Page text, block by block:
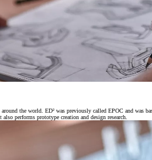
the world. ED² was previously called EPOC and
performs prototype creation and design research.